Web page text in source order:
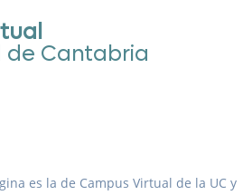
es la de Campus Virtual de la UC y